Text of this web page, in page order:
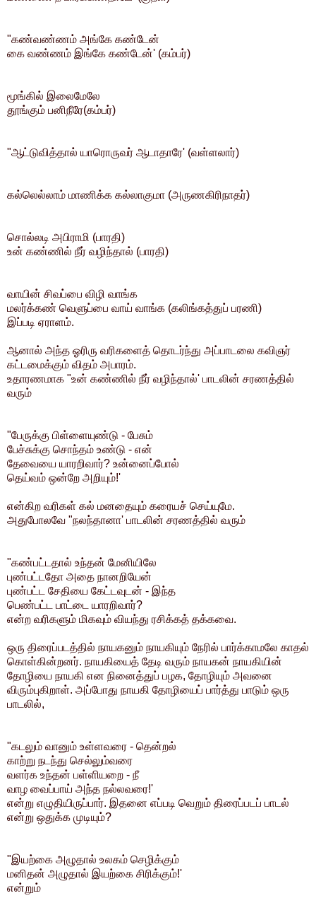
"கண்வண்ணம் அங்கே கண்டேன்
கை வண்ணம் இங்கே கண்டேன்' (கம்பர்)
மூங்கில் இலைமேலே
தூங்கும் பனிநீரே(கம்பர்)
"ஆட்டுவித்தால் யாரொருவர் ஆடாதாரே' (வள்ளலார்)
கல்லெல்லாம் மாணிக்க கல்லாகுமா (அருணகிரிநாதர்)
சொல்லடி அபிராமி (பாரதி)
உன் கண்ணில் நீர் வழிந்தால் (பாரதி)
வாயின் சிவப்பை விழி வாங்க
மலர்க்கண் வெளுப்பை வாய் வாங்க (கலிங்கத்துப் பரணி)
இப்படி ஏராளம்.
ஆனால் அந்த ஓரிரு வரிகளைத் தொடர்ந்து அப்பாடலை கவிஞர்
கட்டமைக்கும் விதம் அபாரம்.
உதாரணமாக "உன் கண்ணில் நீர் வழிந்தால்' பாடலின் சரணத்தில்
வரும்
"பேருக்கு பிள்ளையுண்டு - பேசும்
பேச்சுக்கு சொந்தம் உண்டு - என்
தேவையை யாரறிவார்? உன்னைப்போல்
தெய்வம் ஒன்றே அறியும்!'
என்கிற வரிகள் கல் மனதையும் கரையச் செய்யுமே.
அதுபோலவே "நலந்தானா' பாடலின் சரணத்தில் வரும்
"கண்பட்டதால் உந்தன் மேனியிலே
புண்பட்டதோ அதை நானறியேன்
புண்பட்ட சேதியை கேட்டவுடன் - இந்த
பெண்பட்ட பாட்டை யாரறிவார்?
என்ற வரிகளும் மிகவும் வியந்து ரசிக்கத் தக்கவை.
ஒரு திரைப்படத்தில் நாயகனும் நாயகியும் நேரில் பார்க்காமலே காதல்
கொள்கின்றனர். நாயகியைத் தேடி வரும் நாயகன் நாயகியின்
தோழியை நாயகி என நினைத்துப் பழக, தோழியும் அவனை
விரும்புகிறாள். அப்போது நாயகி தோழியைப் பார்த்து பாடும் ஒரு
பாடலில்,
"கடலும் வானும் உள்ளவரை - தென்றல்
காற்று நடந்து செல்லும்வரை
வளர்க உந்தன் பள்ளியறை - நீ
வாழ வைப்பாய் அந்த நல்லவரை!'
என்று எழுதியிருப்பார். இதனை எப்படி வெறும் திரைப்படப் பாடல்
என்று ஒதுக்க முடியும்?
"இயற்கை அழுதால் உலகம் செழிக்கும்
மனிதன் அழுதால் இயற்கை சிரிக்கும்!'
என்றும்